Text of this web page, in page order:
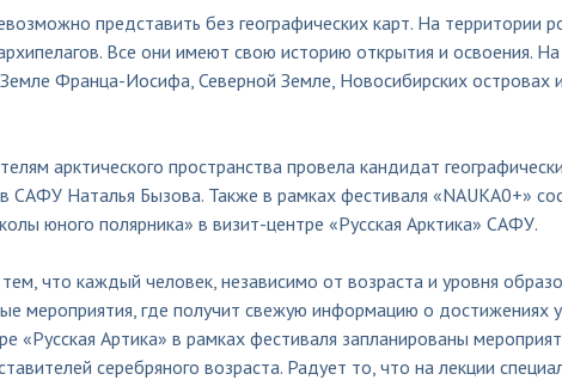
представить без географических карт. На территории
Все они имеют свою историю открытия и освоения.
Франца-Иосифа, Северной Земле, Новосибирских островах
арктического пространства провела кандидат
САФУ Наталья Бызова. Также в рамках фестиваля «NAUKA0+»
юного полярника» в визит-центре «Русская Арктика» САФУ.
что каждый человек, независимо от возраста и уровня
мероприятия, где получит свежую информацию о достижениях
«Русская Артика» в рамках фестиваля запланированы
серебряного возраста. Радует то, что на лекции